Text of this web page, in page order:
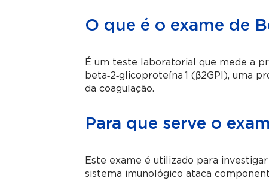
O que é o exame de
É um teste laboratorial que mede a
beta‑2‑glicoproteína 1 (β2GPI), uma
da coagulação.
Para que serve o
Este exame é utilizado para
sistema imunológico ataca